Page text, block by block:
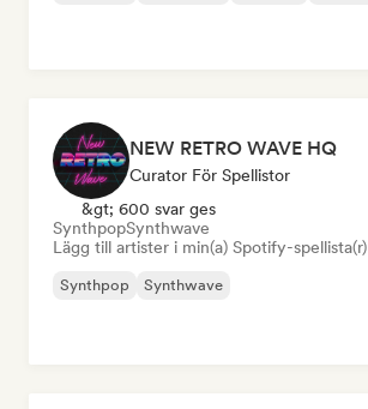
NEW RETRO WAVE HQ
Curator För Spellistor
&gt; 600 svar ges
SynthpopSynthwave
Lägg till artister i min(a) Spotify-spellista(r)
Synthpop Synthwave